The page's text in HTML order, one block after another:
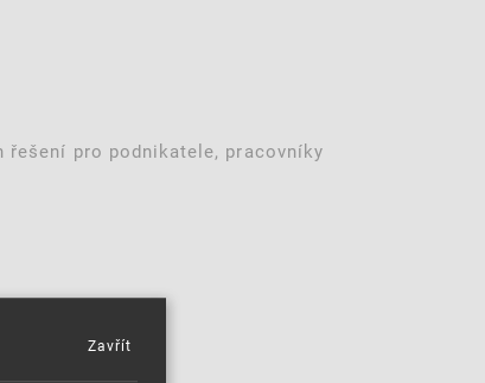
pro podnikatele, pracovníky
Zavřít